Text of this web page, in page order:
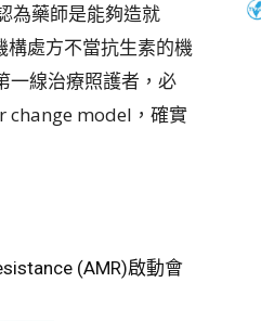
為藥師是能夠造就
處方不當抗生素的機
一線治療照護者，必
change model，確實
(AMR)啟動會